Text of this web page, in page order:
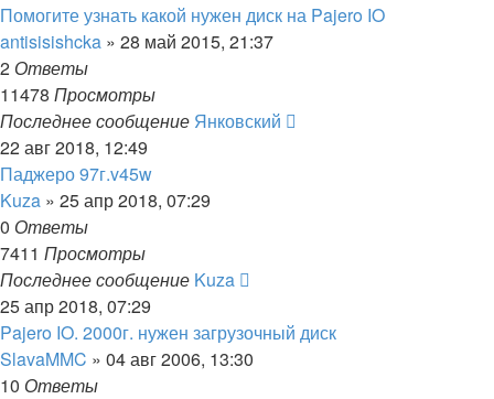
Помогите узнать какой нужен диск на Pajero IO
antisisishcka » 28 май 2015, 21:37
2 Ответы
11478 Просмотры
Последнее сообщение Янковский
22 авг 2018, 12:49
Паджеро 97г.v45w
Kuza » 25 апр 2018, 07:29
0 Ответы
7411 Просмотры
Последнее сообщение Kuza
25 апр 2018, 07:29
Pajero IO. 2000г. нужен загрузочный диск
SlavaMMC » 04 авг 2006, 13:30
10 Ответы